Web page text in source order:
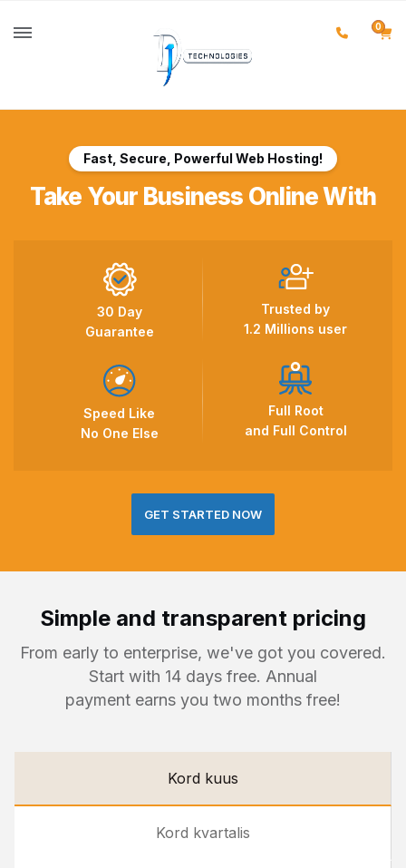
0
Fast, Secure, Powerful Web Hosting!
Take Your Business Online With
30 Day
Guarantee
Trusted by
1.2 Millions user
Speed Like
No One Else
Full Root
and Full Control
GET STARTED NOW
Simple and transparent pricing
From early to enterprise, we've got you covered.
Start with 14 days free. Annual
payment earns you two months free!
Kord kuus
Kord kvartalis